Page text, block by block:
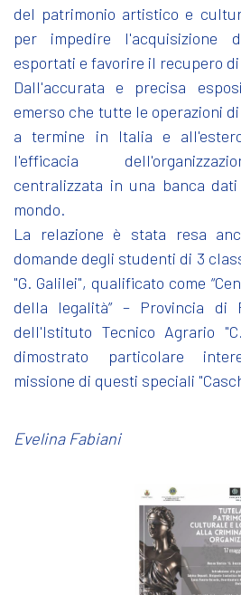
del patrimonio artistico e
per impedire l'acquisizione
esportati e favorire il recupero
Dall'accurata e precisa
emerso che tutte le operazioni
a termine in Italia e
l'efficacia
centralizzata in una banca
mondo.
La relazione è stata resa
domande degli studenti di 3
"G. Galilei", qualificato come
della legalità” – Provincia
dell'Istituto Tecnico Agrario
dimostrato particolare
missione di questi speciali
Evelina Fabiani